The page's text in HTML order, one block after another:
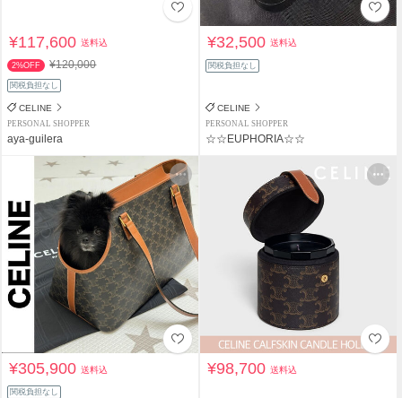
¥117,600送料込
2%OFF ¥120,000
関税負担なし
CELINE
PERSONAL SHOPPER
aya-guilera
¥32,500送料込
関税負担なし
CELINE
PERSONAL SHOPPER
☆☆EUPHORIA☆☆
¥305,900送料込
関税負担なし
¥98,700送料込